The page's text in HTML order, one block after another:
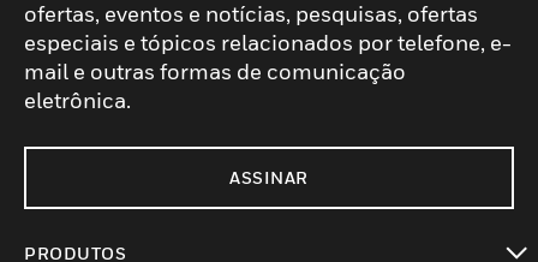
ofertas, eventos e notícias, pesquisas, ofertas
especiais e tópicos relacionados por telefone, e-
mail e outras formas de comunicação
eletrônica.
ASSINAR
PRODUTOS